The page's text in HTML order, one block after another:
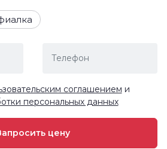
соглашением и
персональных данных